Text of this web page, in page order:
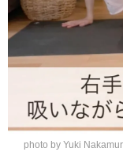
photo by Yuki